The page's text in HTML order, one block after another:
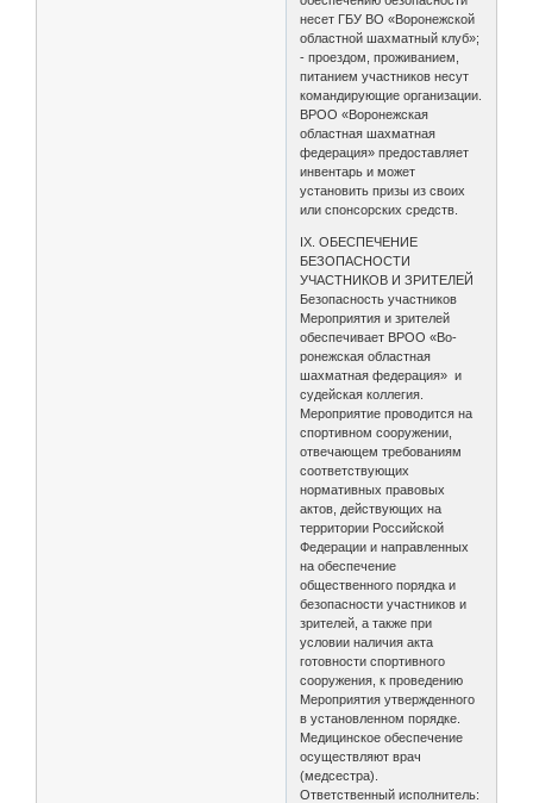
несет ГБУ ВО «Воронежской
областной шахматный клуб»;
- проездом, проживанием,
питанием участников несут
командирующие организации.
ВРОО «Воронежская
областная шахматная
федерация» предоставляет
инвентарь и может
установить призы из своих
или спонсорских средств.
IX. ОБЕСПЕЧЕНИЕ
БЕЗОПАСНОСТИ
УЧАСТНИКОВ И ЗРИТЕЛЕЙ
Безопасность участников
Мероприятия и зрителей
обеспечивает ВРОО «Во-
ронежская областная
шахматная федерация» и
судейская коллегия.
Мероприятие проводится на
спортивном сооружении,
отвечающем требованиям
соответствующих
нормативных правовых
актов, действующих на
территории Российской
Федерации и направленных
на обеспечение
общественного порядка и
безопасности участников и
зрителей, а также при
условии наличия акта
готовности спортивного
сооружения, к проведению
Мероприятия утвержденного
в установленном порядке.
Медицинское обеспечение
осуществляют врач
(медсестра).
Ответственный исполнитель: